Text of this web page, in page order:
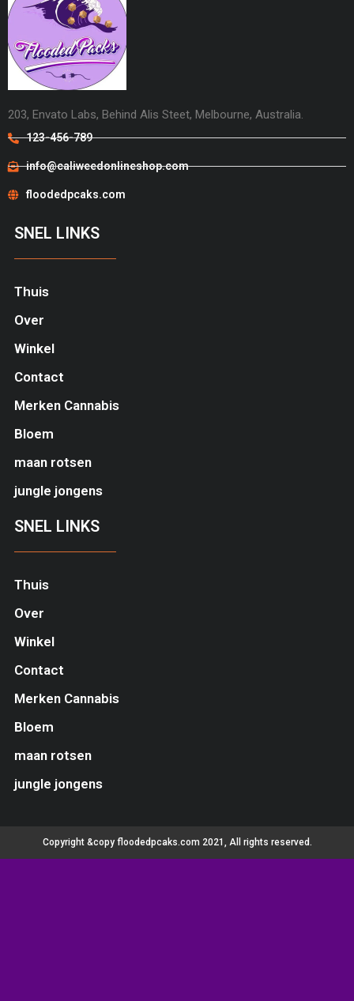
203, Envato Labs, Behind Alis Steet, Melbourne, Australia.
123-456-789
info@caliweedonlineshop.com
floodedpcaks.com
SNEL LINKS
Thuis
Over
Winkel
Contact
Merken Cannabis
Bloem
maan rotsen
jungle jongens
SNEL LINKS
Thuis
Over
Winkel
Contact
Merken Cannabis
Bloem
maan rotsen
jungle jongens
Copyright &copy floodedpcaks.com 2021, All rights reserved.